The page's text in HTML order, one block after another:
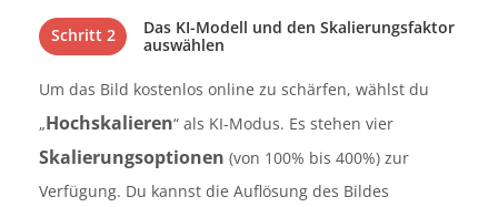
Schritt 2
Das KI-Modell und den Skalierungsfaktor
auswählen
Um das Bild kostenlos online zu schärfen, wählst du
„Hochskalieren“ als KI-Modus. Es stehen vier
Skalierungsoptionen (von 100% bis 400%) zur
Verfügung. Du kannst die Auflösung des Bildes